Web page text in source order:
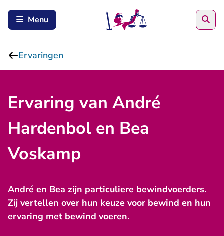
Menu
Ervaringen
Ervaring van André
Hardenbol en Bea
Voskamp
André en Bea zijn particuliere bewindvoerders.
Zij vertellen over hun keuze voor bewind en hun
ervaring met bewind voeren.